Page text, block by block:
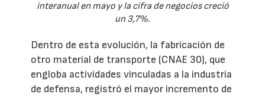
interanual en mayo y la cifra de negocios creció
un 3,7%.
Dentro de esta evolución, la fabricación de
otro material de transporte (CNAE 30), que
engloba actividades vinculadas a la industria
de defensa, registró el mayor incremento de